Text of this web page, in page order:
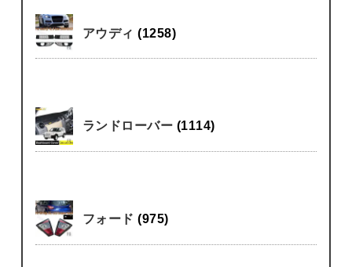
アウディ(1258)
ランドローバー (1114)
フォード(975)